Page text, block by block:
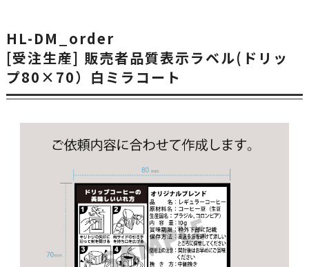
HL-DM_order
[受注生産] 販売者品質表示ラベル(ドリッ
プ80×70）白ミラコート